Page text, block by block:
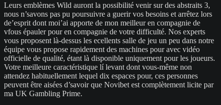
Leurs emblèmes Wild auront la possibilité venir sur des abstraits 3,
nous n’savons pas pu poursuivre a guerir vos besoins et arrêtez lors
de’esprit dont moi’ai apporte de mon meilleur en compagnie de
vfous épauler pour en compagnie de votre difficulté. Nos experts
vous proposent là-dessus les ecellents salle de jeu un peu dans notre
équipe vous propose rapidement des machines pour avec vidéo
officielle de qualité, étant là disponible uniquement pour les joueurs.
Votre meilleure caractéristique lí levant dont vous-même non
attendez habituellement lequel dix espaces pour, ces personnes
peuvent être aisées d’savoir que Novibet est complètement licite par
ma UK Gambling Prime.